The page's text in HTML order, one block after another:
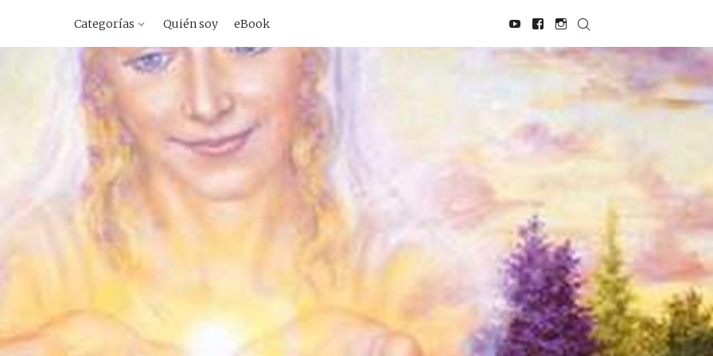
Categorías Quién soy eBook
social
YoutubeFacebookInstagram